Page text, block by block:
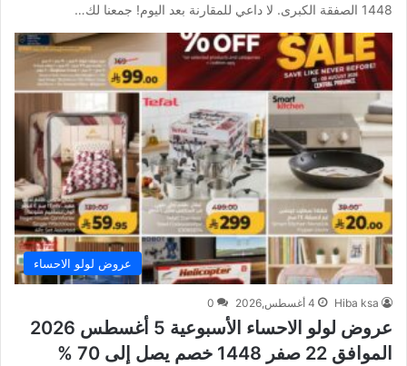
1448 الصفقة الكبرى. لا داعي للمقارنة بعد اليوم! جمعنا لك…
عروض لولو الاحساء
Hiba ksa 4 أغسطس,2026 0
عروض لولو الاحساء الأسبوعية 5 أغسطس 2026
الموافق 22 صفر 1448 خصم يصل إلى 70 %